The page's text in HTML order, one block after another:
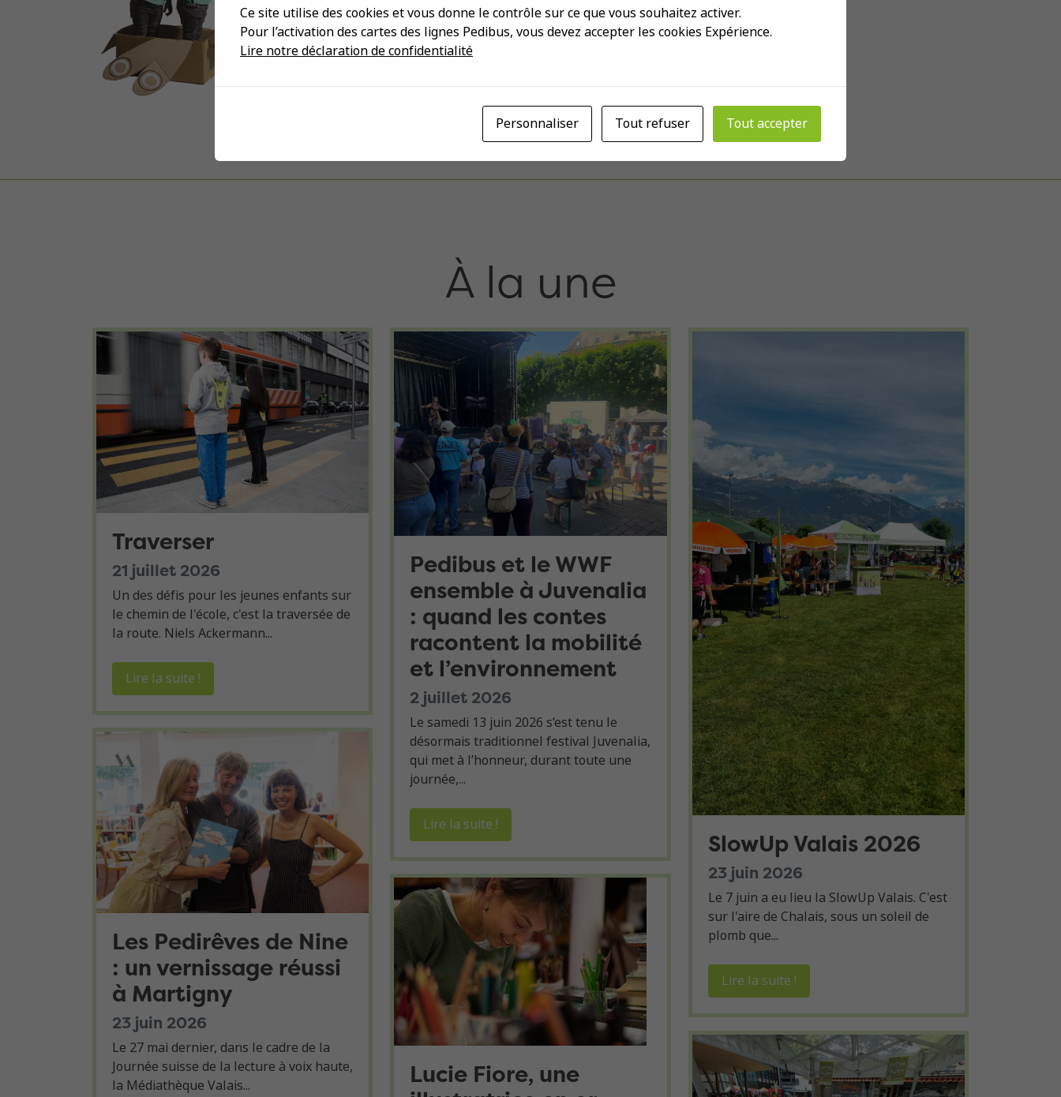
À la une
Traverser
21 juillet 2026
Un des défis pour les jeunes enfants sur
le chemin de l'école, c'est la traversée de
la route. Niels Ackermann...
Lire la suite !
Pedibus et le WWF
ensemble à Juvenalia
: quand les contes
racontent la mobilité
et l’environnement
2 juillet 2026
Le samedi 13 juin 2026 s’est tenu le
désormais traditionnel festival Juvenalia,
qui met à l’honneur, durant toute une
journée,...
Lire la suite !
SlowUp Valais 2026
23 juin 2026
Le 7 juin a eu lieu la SlowUp Valais. C'est
sur l'aire de Chalais, sous un soleil de
plomb que...
Lire la suite !
Les Pedirêves de Nine
: un vernissage réussi
à Martigny
23 juin 2026
Le 27 mai dernier, dans le cadre de la
Journée suisse de la lecture à voix haute,
la Médiathèque Valais...
Lucie Fiore, une
Ce site utilise des cookies et vous donne le contrôle sur ce que vous souhaitez activer.
Pour l’activation des cartes des lignes Pedibus, vous devez accepter les cookies Expérience.
Lire notre déclaration de confidentialité
Personnaliser Tout refuser Tout accepter